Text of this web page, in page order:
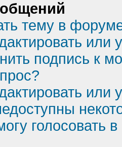
тему в
или
подпись к
или
голосовать